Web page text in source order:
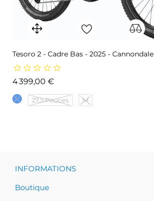
Tesoro 2 - Cadre Bas - 2025 - Cannondale
4 399,00 €
27,5 Pouces M
INFORMATIONS
Boutique